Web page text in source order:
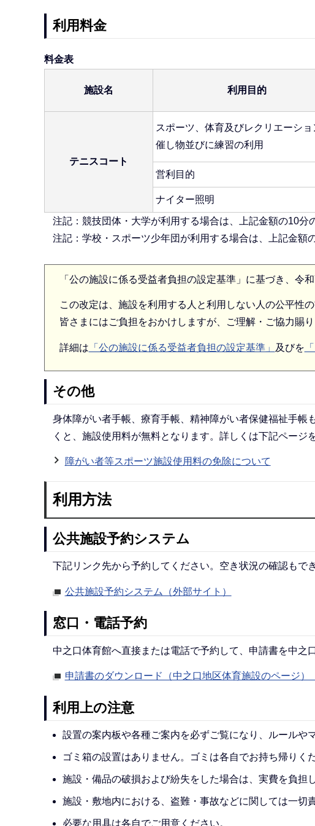
利用料金
料金表
施設名 利用目的
テニスコート
スポーツ、体育及びレクリエーショ
催し物並びに練習の利用
営利目的
ナイター照明
注記：競技団体・大学が利用する場合は、上記金額の10分
注記：学校・スポーツ少年団が利用する場合は、上記金額
「公の施設に係る受益者負担の設定基準」に基づき、令
この改定は、施設を利用する人と利用しない人の公平性
皆さまにはご負担をおかけしますが、ご理解・ご協力賜
詳細は 「公の施設に係る受益者負担の設定基準」 及びを
その他
身体障がい者手帳、療育手帳、精神障がい者保健福祉手
くと、施設使用料が無料となります。詳しくは下記ページ
障がい者等スポーツ施設使用料の免除について
利用方法
公共施設予約システム
下記リンク先から予約してください。空き状況の確認もでき
公共施設予約システム（外部サイト）
窓口・電話予約
中之口体育館へ直接または電話で予約して、申請書を中之
申請書のダウンロード（中之口地区体育施設のページ）
利用上の注意
設置の案内板や各種ご案内を必ずご覧になり、ルールや
ゴミ箱の設置はありません。ゴミは各自でお持ち帰りく
施設・備品の破損および紛失をした場合は、実費を負担
施設・敷地内における、盗難・事故などに関しては一切
必要な用具は各自でご用意ください。